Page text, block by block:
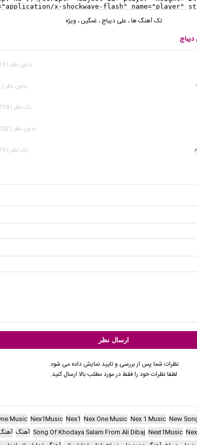
تک آهنگ ها، علی دیباج ، غمگین ، ویژه
بدون نظر | 1,025 بازدید
بدون نظر | 864 بازدید
يک نظر | 14,718 بازدید
بدون نظر | 16,052 بازدید
يک نظر | 9,079 بازدید
نظرات شما پس از بررسی و تایید نمایش داده می شود.
لطفا نظرات خود را فقط در مورد مطلب بالا ارسال کنید.
New
Nex 1 Music
Nex One Music
Nex1
Nex1Music
Music
Next1Music
Song Of Khodaya Salam From Ali Dibaj آهنگ